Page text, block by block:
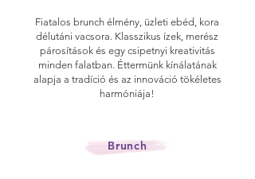
Fiatalos brunch élmény, üzleti ebéd, kora
délutáni vacsora. Klasszikus ízek, merész
párosítások és egy csipetnyi kreativitás
minden falatban. Éttermünk kínálatának
alapja a tradíció és az innováció tökéletes
harmóniája!
Brunch